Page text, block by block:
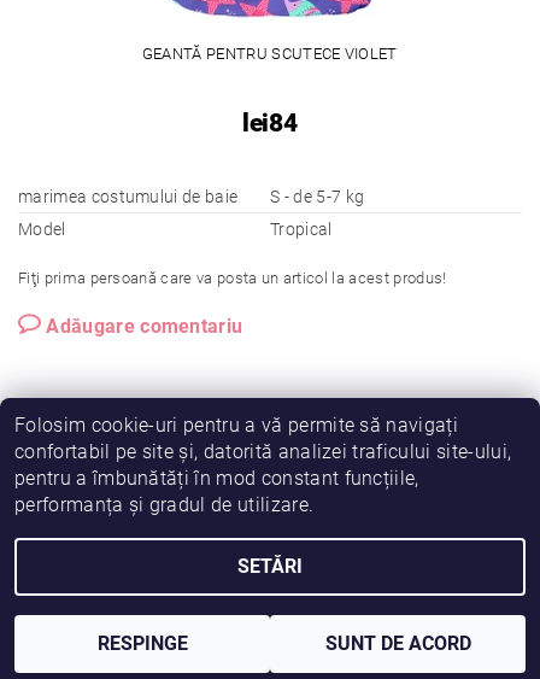
GEANTĂ PENTRU SCUTECE VIOLET
lei84
marimea costumului de baie
S - de 5-7 kg
Model
Tropical
Fiţi prima persoană care va posta un articol la acest produs!
Adăugare comentariu
Vreau să fiu partener! Termeni și condiții
Prelucrarea datelor
2026 © Fiimama, toate drepturile rezervate
Creat de Shoptet
Folosim cookie-uri pentru a vă permite să navigați
confortabil pe site și, datorită analizei traficului site-ului,
pentru a îmbunătăți în mod constant funcțiile,
performanța și gradul de utilizare.
SETĂRI
RESPINGE SUNT DE ACORD